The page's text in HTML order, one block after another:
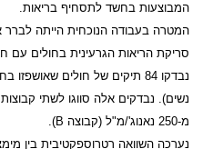
המבוצעות בחשד לתסחיף בריאות.
המטרה בעבודה הנוכחית הייתה
סריקת הריאות הגרעינית בחולים עם
נבדקו 84 תיקים של חולים שאושפזו בחשד לת"ר (גיל 76
נשים). נבדקים אלה סווגו לשתי
מ-250 נאנוג'/מ"ל (קבוצה
B
).
נערכה השוואה רטרוספקטיבית בין